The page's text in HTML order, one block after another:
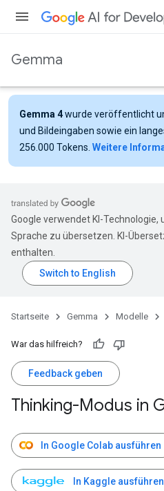
Gemma
Gemma 4wurde veröffentlicht
und Bildeingaben sowie ein
256.000 Tokens. Weitere
Google verwendet KI-Technologie,
Sprache zu übersetzen. KI-
enthalten.
Startseite Gemma Modelle
War das hilfreich?
Feedback geben
Thinking-Modus in
In Google Colab ausführen
In Kaggle ausführen